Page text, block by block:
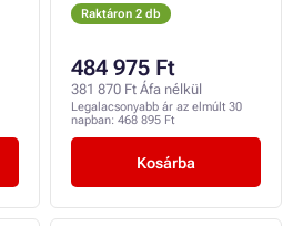
Raktáron 2 db
484 975 Ft
381 870 Ft Áfa nélkül
Legalacsonyabb ár az elmúlt 30
napban: 468 895 Ft
Kosárba